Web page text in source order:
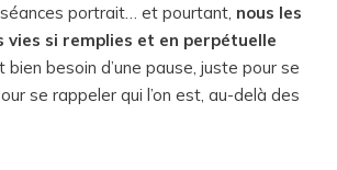
portrait… et pourtant, nous les
vies si remplies et en perpétuelle
bien besoin d’une pause, juste pour se
se rappeler qui l’on est, au-delà des